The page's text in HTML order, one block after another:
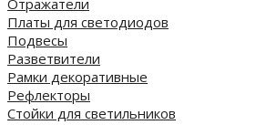
Отражатели
Платы для светодиодов
Подвесы
Разветвители
Рамки декоративные
Рефлекторы
Стойки для светильников